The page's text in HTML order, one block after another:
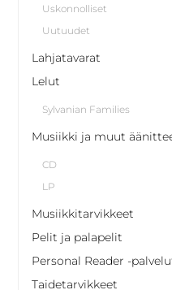
Uskonnolliset
Uutuudet
Lahjatavarat
Lelut
Sylvanian Families
Musiikki ja muut
CD
LP
Musiikkitarvikkeet
Pelit ja palapelit
Personal Reader -
Taidetarvikkeet